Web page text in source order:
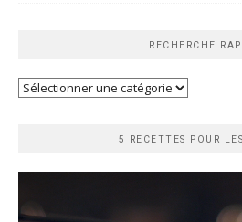
RECHERCHE
Recherche
5 RECETTES POUR